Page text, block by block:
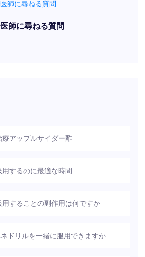
師に尋ねる質問
アップルサイダー酢
用するのに最適な時間
用することの副作用は何ですか
ドリルを一緒に服用できますか